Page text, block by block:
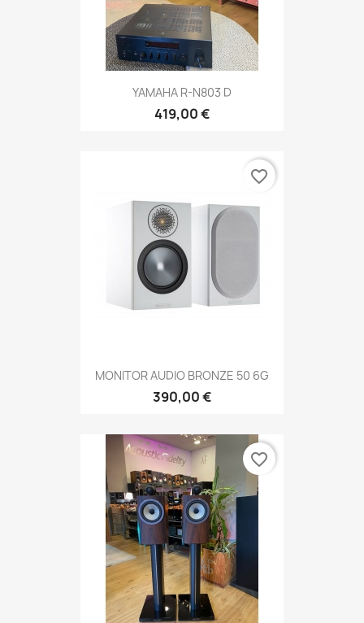
YAMAHA R-N803 D
419,00 €
MONITOR AUDIO BRONZE 50 6G
390,00 €
favorite_border
favorite_border